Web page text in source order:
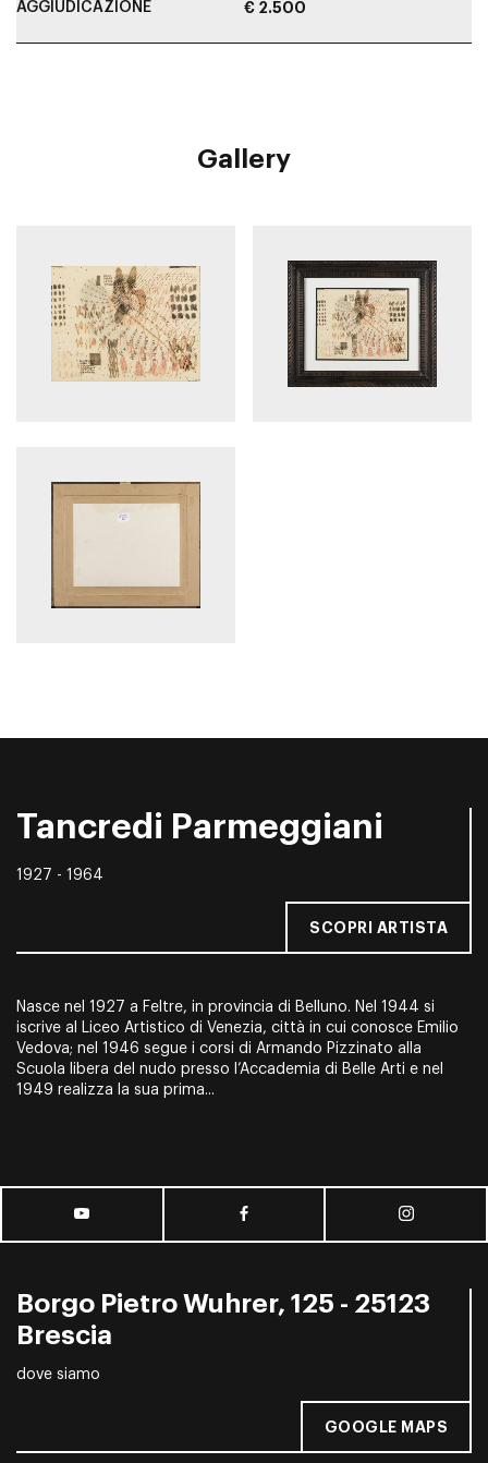
AGGIUDICAZIONE € 2.500
Gallery
Tancredi Parmeggiani
1927 - 1964
SCOPRI ARTISTA
Nasce nel 1927 a Feltre, in provincia di Belluno. Nel 1944 si
iscrive al Liceo Artistico di Venezia, città in cui conosce Emilio
Vedova; nel 1946 segue i corsi di Armando Pizzinato alla
Scuola libera del nudo presso l’Accademia di Belle Arti e nel
1949 realizza la sua prima...
Borgo Pietro Wuhrer, 125 - 25123
Brescia
dove siamo
GOOGLE MAPS